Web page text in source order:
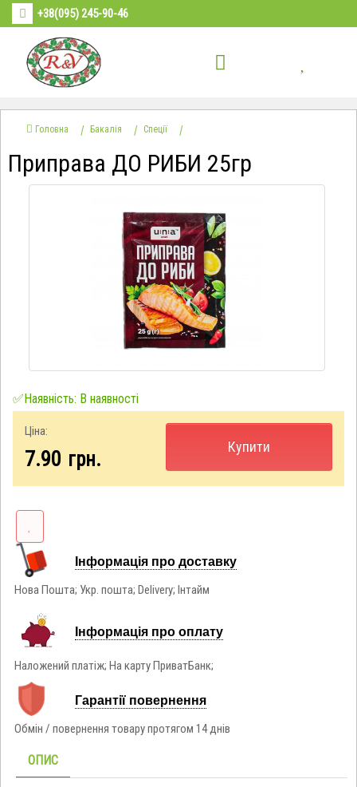
+38(095) 245-90-46
Головна Бакалія Спеції
Приправа ДО РИБИ 25гр
✅Наявність: В наявності
Ціна:
7.90 грн.
Купити
Інформація про доставку
Нова Пошта; Укр. пошта; Delivery; Інтайм
Інформація про оплату
Наложений платіж; На карту ПриватБанк;
Гарантії повернення
Обмін / повернення товару протягом 14 днів
ОПИС